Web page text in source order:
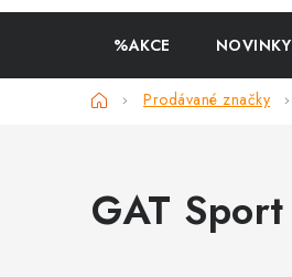
%AKCE NOVINKY
DomůProdávané značky
GAT Sport